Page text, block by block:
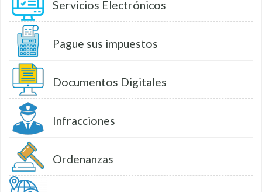
Servicios Electrónicos
Pague sus impuestos
Documentos Digitales
Infracciones
Ordenanzas